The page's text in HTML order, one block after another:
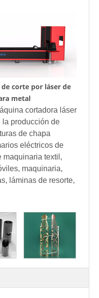
corte por láser de
metal
cortadora láser
producción de
de chapa
eléctricos de
maquinaria textil,
maquinaria,
láminas de resorte,